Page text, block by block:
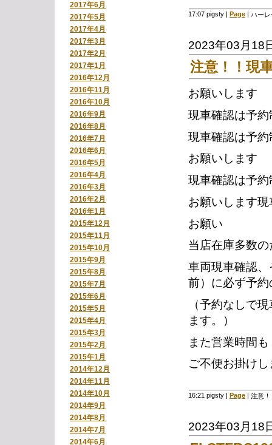
2017年6月
2017年5月
2017年4月
2017年3月
2017年2月
2017年1月
2016年12月
2016年11月
2016年10月
2016年9月
2016年8月
2016年7月
2016年6月
2016年5月
2016年4月
2016年3月
2016年2月
2016年1月
2015年12月
2015年11月
2015年10月
2015年9月
2015年8月
2015年7月
2015年6月
2015年5月
2015年4月
2015年3月
2015年2月
2015年1月
2014年12月
2014年11月
2014年10月
2014年9月
2014年8月
2014年7月
2014年6月
17:07 pigsty | Page | ハー
2023年03月18
注意！！現
お願いします
現車確認は予
現車確認は予
お願いします
現車確認は予
お願いします
お願い
当店在庫多数
車両現車確認
前）に必ず予
（予約なしで
ます。）
また営業時間
ご不便お掛け
16:21 pigsty Page 注意
2023年03月18